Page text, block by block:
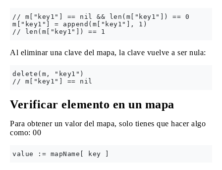
// m["key1"] == nil && len(m["key1"]) == 0
m["key1"] = append(m["key1"], 1)
Al eliminar una clave del mapa, la clave vuelve a ser nula:
delete(m, "key1")
Verificar elemento en un mapa
Para obtener un valor del mapa, solo tienes que hacer algo
como: 00